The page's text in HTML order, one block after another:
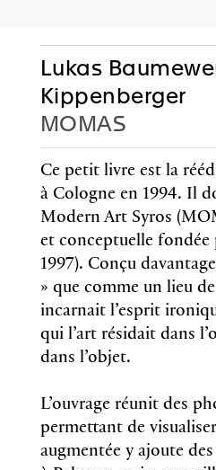
Cadeaux
co-
22.5
49
Lukas
Kippenberger
MOMAS
Ce petit livre est la
à Cologne en 1994. Il
Modern Art Syros
et conceptuelle
1997). Conçu
» que comme un lieu
incarnait l’esprit
qui l’art résidait dans
dans l’objet.
L’ouvrage réunit des
permettant de
augmentée y ajoute